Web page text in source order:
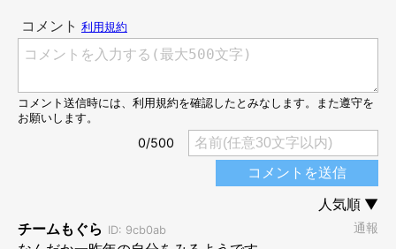
た。しかし、食事のあとはしばらく庭でくつろいでしまうため、
母猫が立ち去るタイミングに撮影者はなかなか居合わせることが
できなかったよう。
ようやくチャンスが巡ってきたある日、こっそり母猫のあとにつ
いていくと……道路脇の茂みの中に、5匹のかわいらしい子猫の